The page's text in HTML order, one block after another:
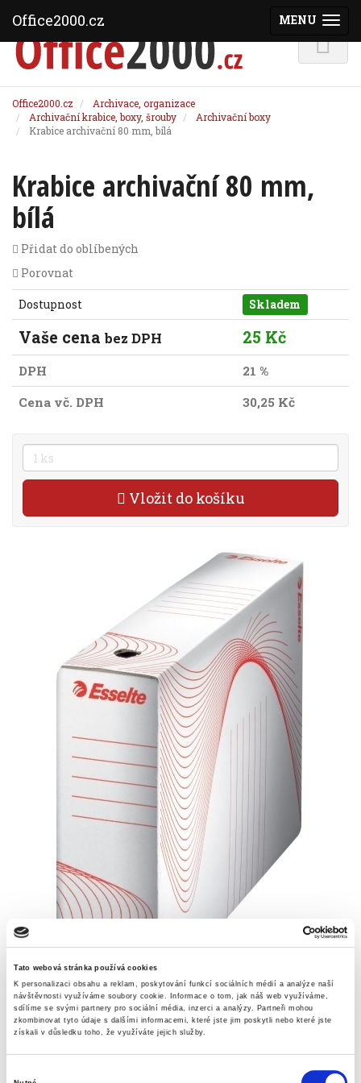
Tato webová stránka používá cookies
K personalizaci obsahu a reklam, poskytování funkcí sociálních médií a analýze naší
návštěvnosti využíváme soubory cookie.
Informace o tom, jak náš web využíváme,
sdílíme se svými partnery pro sociální média, inzerci a analýzy. Partneři mohou
zkombinovat tyto údaje s dalšími informacemi, které jste jim poskytli nebo které jste
získali v důsledku toho, že využíváte jejich služby.
Office2000.cz
Archivace, organizace
Archivační krabice, boxy, šrouby
Archivační boxy
Krabice archivační 80 mm, bílá
Krabice archivační 80 mm,
bílá
Přidat do oblíbených
Porovnat
Dostupnost Skladem
Vaše cena bez DPH 25 Kč
DPH
21 %
Cena vč. DPH
30,25 Kč
Vložit do košíku
Skladem
MENU
Office2000.cz